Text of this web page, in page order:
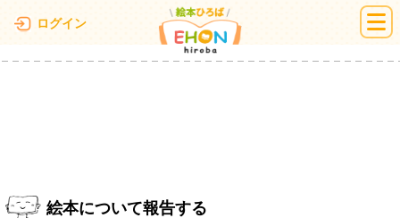
ログイン 絵本ひろば
絵本について報告する